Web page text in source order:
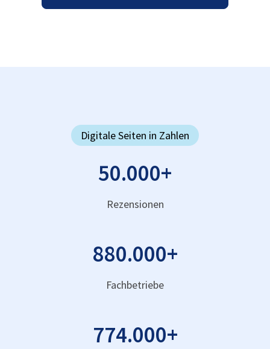
Digitale Seiten in Zahlen
50.000+
Rezensionen
880.000+
Fachbetriebe
774.000+